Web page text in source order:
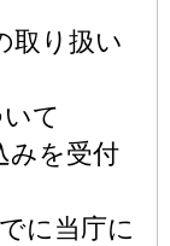
取り扱い
て
みを受付
に当庁に